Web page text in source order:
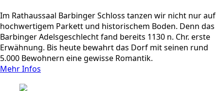
Im Rathaussaal Barbinger Schloss tanzen wir nicht nur auf
hochwertigem Parkett und historischem Boden. Denn das
Barbinger Adelsgeschlecht fand bereits 1130 n. Chr. erste
Erwähnung. Bis heute bewahrt das Dorf mit seinen rund
5.000 Bewohnern eine gewisse Romantik.
Mehr Infos